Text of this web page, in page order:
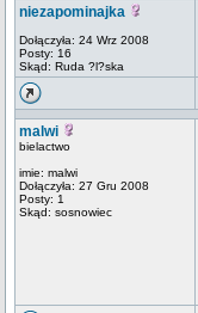
niezapominajka
Dołączyła: 24 Wrz 2008
Posty: 16
Skąd: Ruda ?l?ska
malwi
bielactwo
imie: malwi
Dołączyła: 27 Gru 2008
Posty: 1
Skąd: sosnowiec